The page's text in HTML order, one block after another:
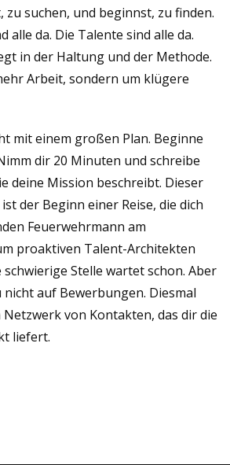
zu suchen, und beginnst, zu finden.
alle da. Die Talente sind alle da.
in der Haltung und der Methode.
Arbeit, sondern um klügere
mit einem großen Plan. Beginne
dir 20 Minuten und schreibe
deine Mission beschreibt. Dieser
der Beginn einer Reise, die dich
Feuerwehrmann am
proaktiven Talent-Architekten
schwierige Stelle wartet schon. Aber
auf Bewerbungen. Diesmal
von Kontakten, das dir die
liefert.